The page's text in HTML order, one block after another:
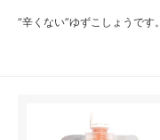
“辛くない”ゆずこしょうです。